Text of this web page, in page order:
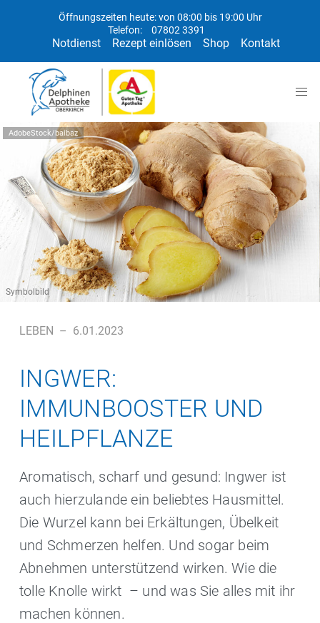
Öffnungszeiten heute: von 08:00 bis 19:00 Uhr
Telefon:
07802 3391
Notdienst Rezept einlösen Shop Kontakt
AdobeStock/baibaz
Symbolbild
LEBEN – 6.01.2023
INGWER:
IMMUNBOOSTER UND
HEILPFLANZE
Aromatisch, scharf und gesund: Ingwer ist
auch hierzulande ein beliebtes Hausmittel.
Die Wurzel kann bei Erkältungen, Übelkeit
und Schmerzen helfen. Und sogar beim
Abnehmen unterstützend wirken. Wie die
tolle Knolle wirkt – und was Sie alles mit ihr
machen können.